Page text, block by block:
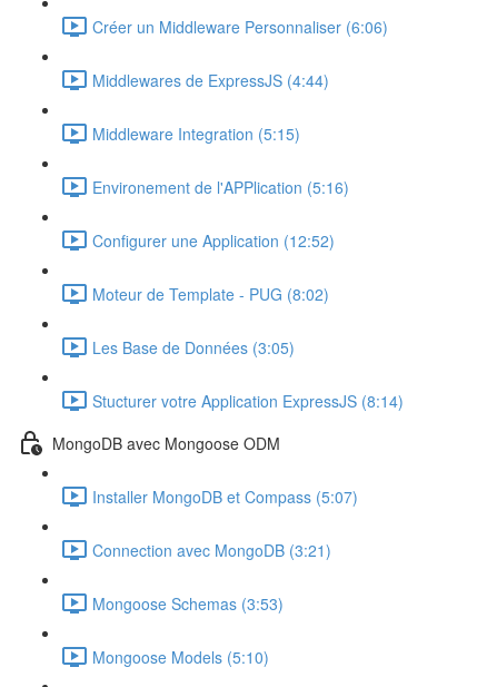
Créer un Middleware Personnaliser (6:06)
Middlewares de ExpressJS (4:44)
Middleware Integration (5:15)
Environement de l'APPlication (5:16)
Configurer une Application (12:52)
Moteur de Template - PUG (8:02)
Les Base de Données (3:05)
Stucturer votre Application ExpressJS (8:14)
MongoDB avec Mongoose ODM
Installer MongoDB et Compass (5:07)
Connection avec MongoDB (3:21)
Mongoose Schemas (3:53)
Mongoose Models (5:10)